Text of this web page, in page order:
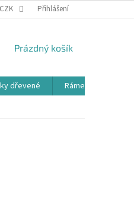
CZK Přihlášení
NÁKUPNÍ
Prázdný košík
dřevené
Rámečky dětské